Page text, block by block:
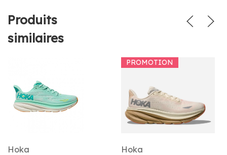
Produits
similaires
Hoka
PROMOTION
Hoka